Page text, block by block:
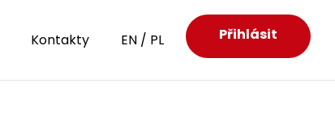
Kontakty EN / PL Přihlásit